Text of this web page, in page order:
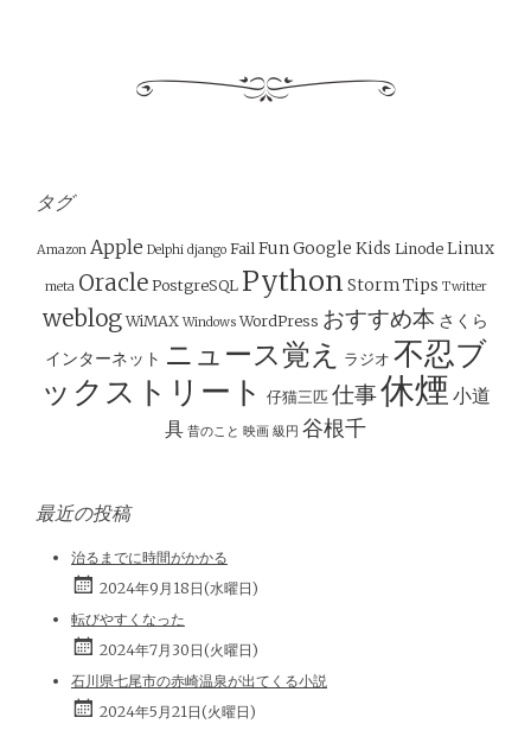
タグ
Amazon Apple Delphi django Fail FunGoogle Kids Linode Linux
meta Oracle PostgreSQL Python StormTips Twitter
weblog WiMAX Windows WordPress おすすめ本 さくら
インターネット ニュース覚え ラジオ 不忍ブ
ックストリート
仔猫三匹 仕事休煙 小道
具 昔のこと 映画 級円 谷根千
最近の投稿
治るまでに時間がかかる
2024年9月18日(水曜日)
転びやすくなった
2024年7月30日(火曜日)
石川県七尾市の赤崎温泉が出てくる小説
2024年5月21日(火曜日)